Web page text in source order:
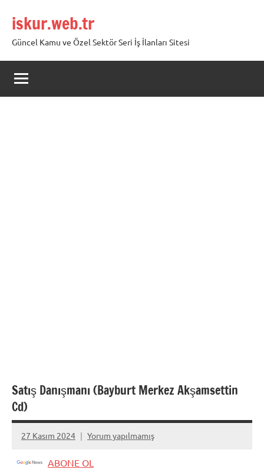
geçiskur.web.tr
Güncel Kamu ve Özel Sektör Seri İş İlanları Sitesi
Satış Danışmanı (Bayburt Merkez Akşamsettin
Cd)
27 Kasım 2024
admin
Yorum yapılmamış
ABONE OL